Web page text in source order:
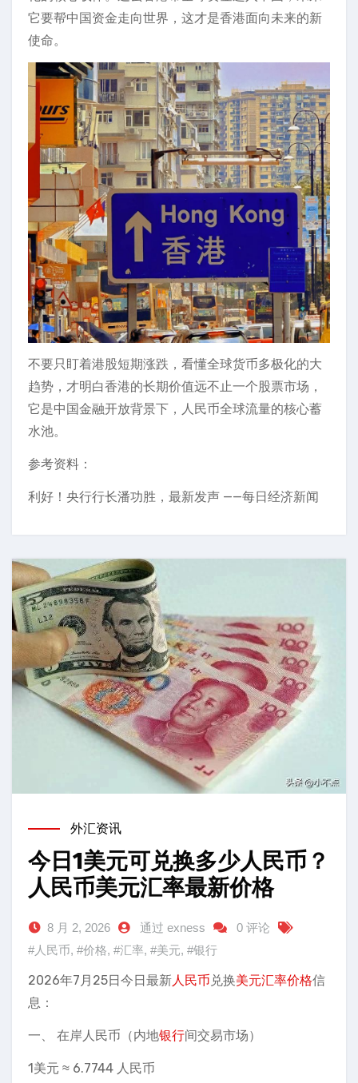
它要帮中国资金走向世界，这才是香港面向未来的新
使命。
不要只盯着港股短期涨跌，看懂全球货币多极化的大
趋势，才明白香港的长期价值远不止一个股票市场，
它是中国金融开放背景下，人民币全球流量的核心蓄
水池。
参考资料：
利好！央行行长潘功胜，最新发声 ——每日经济新闻
外汇资讯
今日1美元可兑换多少人民币？
人民币美元汇率最新价格
8 月 2, 2026 通过 exness
0 评论
#人民币, #价格, #汇率, #美元, #银行
2026年7月25日今日最新人民币 兑换美元汇率价格信
息：
一、 在岸人民币（内地银行间交易市场）
1美元 ≈ 6.7744 人民币